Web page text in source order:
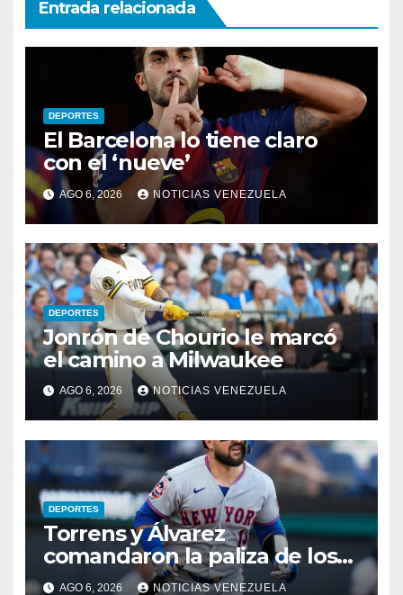
Entrada relacionada
DEPORTES
El Barcelona lo tiene claro
con el ‘nueve’
AGO 6, 2026 NOTICIAS VENEZUELA
DEPORTES
Jonrón de Chourio le marcó
el camino a Milwaukee
AGO 6, 2026 NOTICIAS VENEZUELA
DEPORTES
Torrens y Álvarez
comandaron la paliza de los
Mets
AGO 6, 2026 NOTICIAS VENEZUELA